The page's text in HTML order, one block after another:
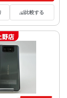
比較する